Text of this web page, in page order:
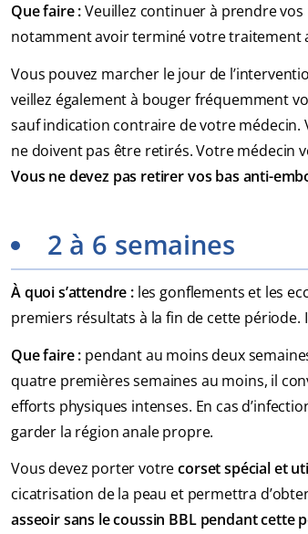
Que faire :Veuillez continuer à prendre
notamment avoir terminé votre traitement
Vous pouvez marcher le jour de
veillez également à bouger fréquemment
sauf indication contraire de votre médecin.
ne doivent pas être retirés. Votre
Vous ne devez pas retirer vos bas anti-
2 à 6 semaines
À quoi s’attendre : les gonflements et les
premiers résultats à la fin de cette
Que faire : pendant au moins deux
quatre premières semaines au moins, il
efforts physiques intenses. En cas
garder la région anale propre.
Vous devez porter votrecorset spécial et
cicatrisation de la peau et permettra
asseoir sans le coussin BBL pendant cette